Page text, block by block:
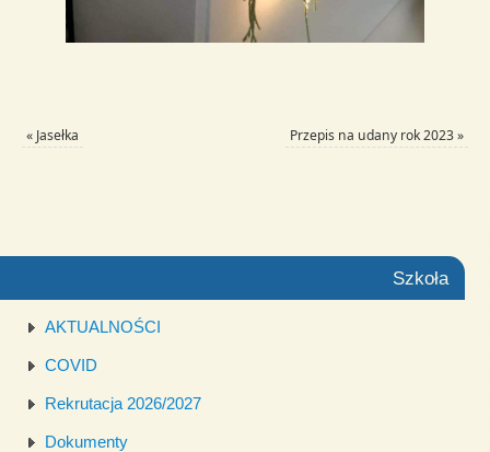
« Jasełka Przepis na udany rok 2023»
Szkoła
AKTUALNOŚCI
COVID
Rekrutacja 2026/2027
Dokumenty